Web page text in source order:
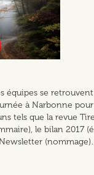
équipes se
à Narbonne
tels que la revue
le bilan 2017